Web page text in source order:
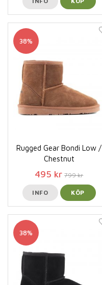
38%
Rugged Gear Bondi Low /
Chestnut
495 kr 799 kr
INFO KÖP
38%